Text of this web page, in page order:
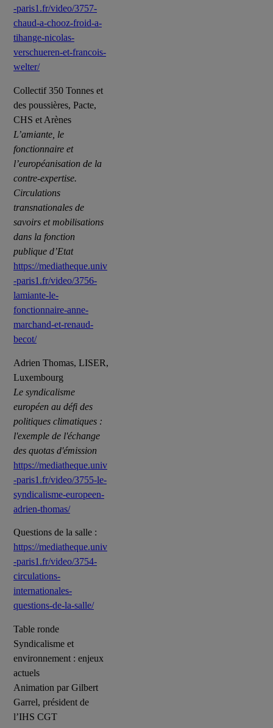
-paris1.fr/video/3757-
chaud-a-chooz-froid-a-
tihange-nicolas-
verschueren-et-francois-
welter/
Collectif 350 Tonnes et
des poussières, Pacte,
CHS et Arènes
L’amiante, le
fonctionnaire et
l’européanisation de la
contre-expertise.
Circulations
transnationales de
savoirs et mobilisations
dans la fonction
publique d’Etat
https://mediatheque.univ
-paris1.fr/video/3756-
lamiante-le-
fonctionnaire-anne-
marchand-et-renaud-
becot/
Adrien Thomas, LISER,
Luxembourg
Le syndicalisme
européen au défi des
politiques climatiques :
l'exemple de l'échange
des quotas d'émission
https://mediatheque.univ
-paris1.fr/video/3755-le-
syndicalisme-europeen-
adrien-thomas/
Questions de la salle :
https://mediatheque.univ
-paris1.fr/video/3754-
circulations-
internationales-
questions-de-la-salle/
Table ronde
Syndicalisme et
environnement : enjeux
actuels
Animation par Gilbert
Garrel, président de
l’IHS CGT